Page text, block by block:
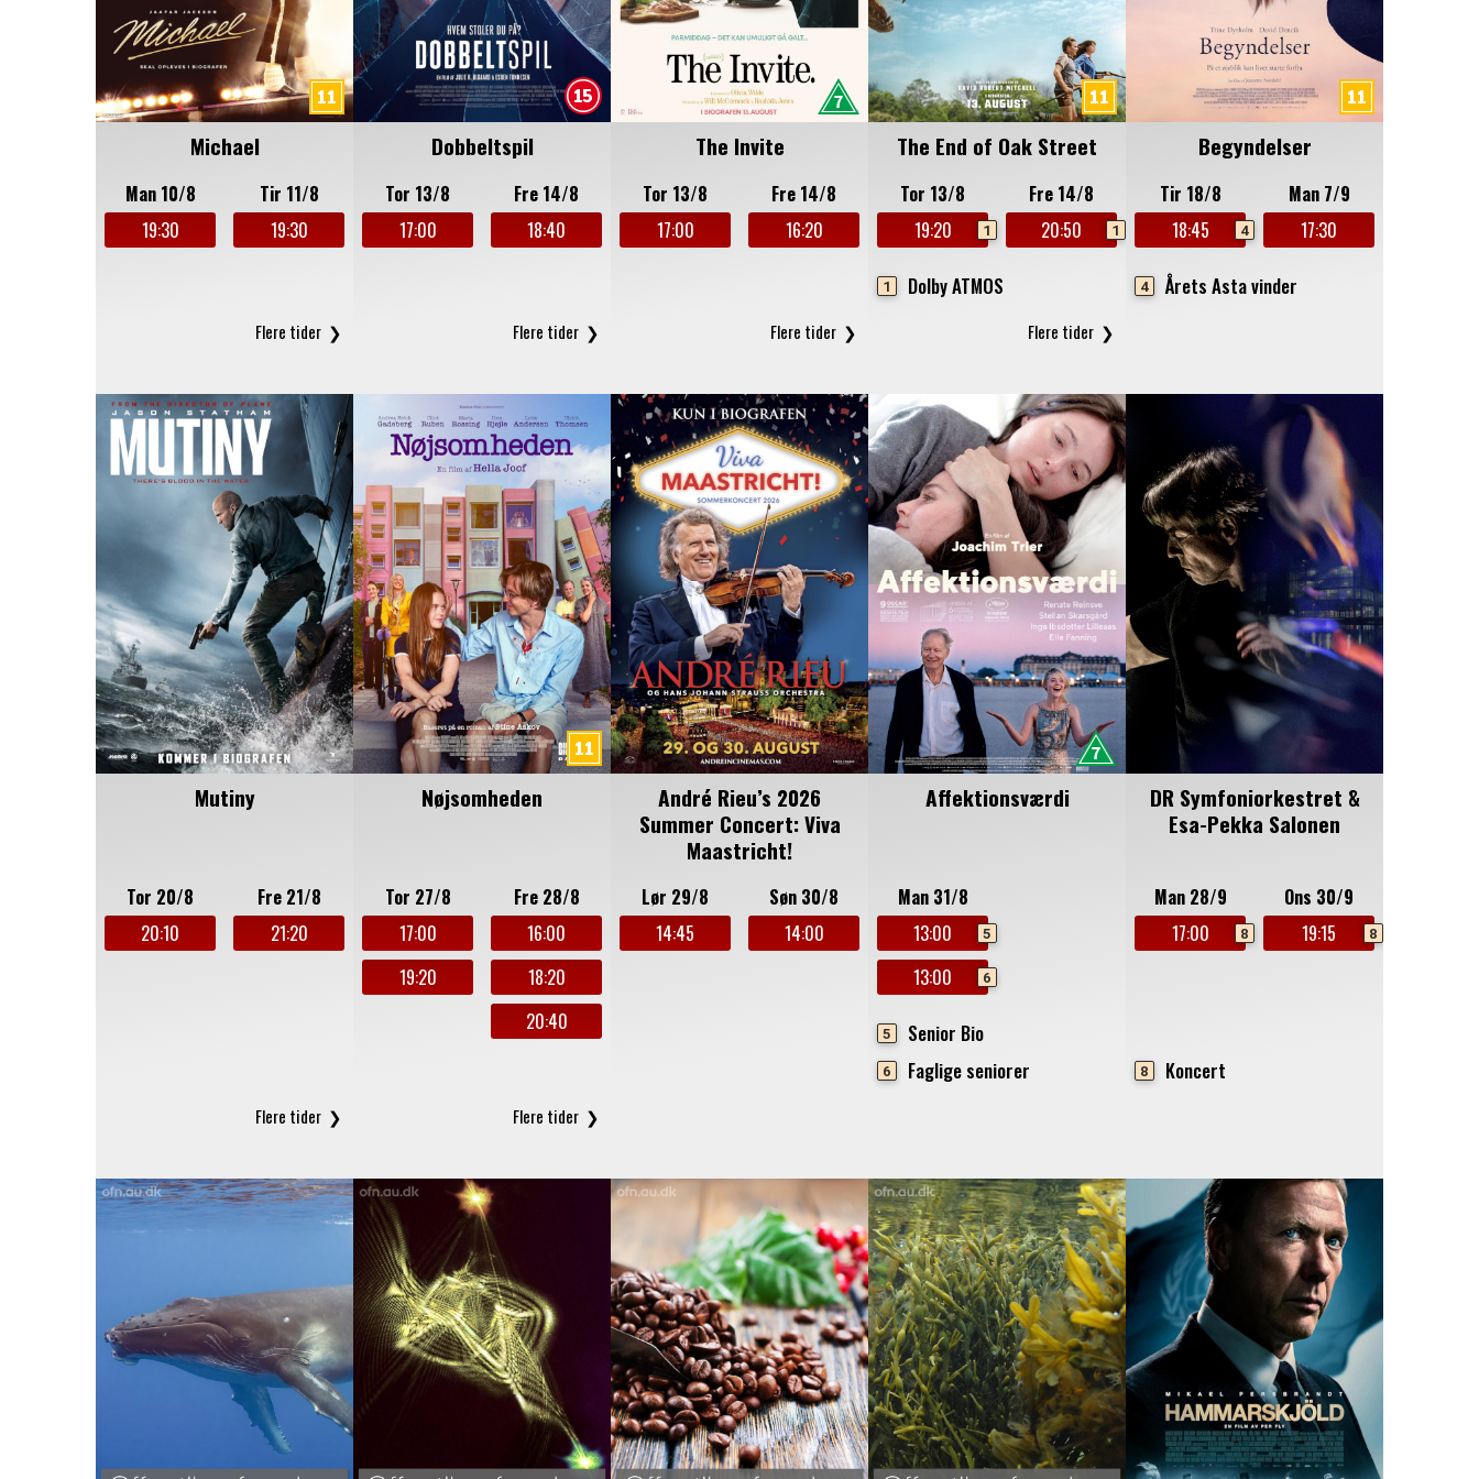
Michael
Man 10/8
19:30
Tir 11/8
19:30
Dobbeltspil
Tor 13/8
17:00
Fre 14/8
18:40
The Invite
Tor 13/8
17:00
Fre 14/8
16:20
The End of Oak Street
Tor 13/8
19:20
1
Fre 14/8
20:50
1
1 Dolby ATMOS
Begyndelser
Tir 18/8
18:45
4
Man 7/9
17:30
4 Årets Asta vinder
Mutiny
Tor 20/8
20:10
Fre 21/8
21:20
Nøjsomheden
Tor 27/8
17:00
19:20
Fre 28/8
16:00
18:20
20:40
André Rieu’s 2026
Summer Concert: Viva
Maastricht!
Lør 29/8
14:45
Søn 30/8
14:00
Affektionsværdi
Man 31/8
13:00
5
13:00 6
5 Senior Bio
6 Faglige seniorer
DR Symfoniorkestret &
Esa-Pekka Salonen
Man 28/9
17:00
8
Ons 30/9
19:15
8
8 Koncert